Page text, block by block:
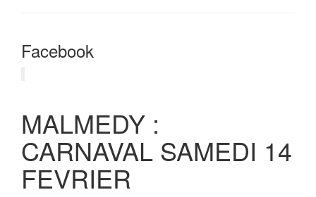
Facebook
MALMEDY :
CARNAVAL SAMEDI 14
FEVRIER